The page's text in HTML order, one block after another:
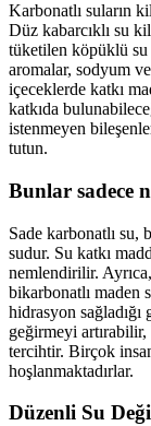
Karbonatlı suların
Düz kabarcıklı su
tüketilen köpüklü su
aromalar, sodyum
içeceklerde katkı
katkıda
istenmeyen
tutun.
Bunlar sadece
Sade karbonatlı su,
sudur. Su katkı
nemlendirilir.
bikarbonatlı maden
hidrasyon
geğirmeyi artırabilir,
tercihtir. Birçok insan
hoşlanmaktadırlar.
Düzenli Su